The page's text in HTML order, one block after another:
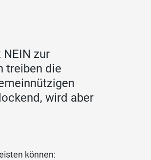
zur
treiben die
wird aber
können: